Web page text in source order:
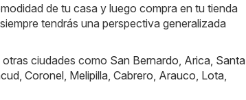
de tu casa y luego compra en tu tienda
tendrás una perspectiva generalizada
otras ciudades como San Bernardo Arica Santa
Coronel Melipilla Cabrero Arauco Lota